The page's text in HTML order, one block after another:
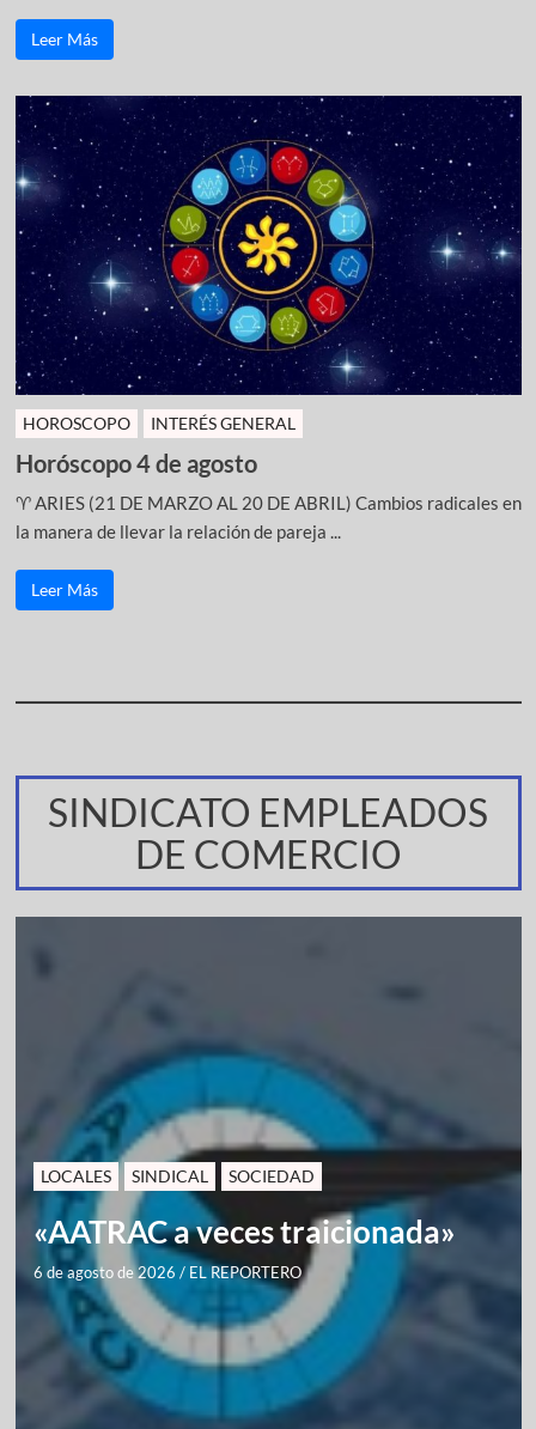
Leer Más
HOROSCOPO INTERÉS GENERAL
Horóscopo 4 de agosto
♈ ARIES (21 DE MARZO AL 20 DE ABRIL) Cambios radicales en
la manera de llevar la relación de pareja ...
Leer Más
SINDICATO EMPLEADOS
DE COMERCIO
LOCALES SINDICAL SOCIEDAD
«AATRAC a veces traicionada»
6 de agosto de 2026 / EL REPORTERO